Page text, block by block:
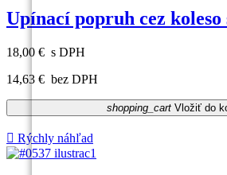
Upínací popruh cez koleso
18,00 € s DPH
14,63 € bez DPH
shopping_cart Vložiť do
 Rýchly náhľad